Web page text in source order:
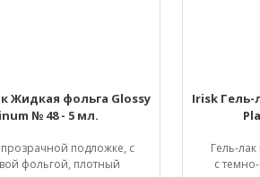
Жидкая фольга Glossy
№ 48 - 5 мл.
прозрачной подложке, с
фольгой, плотный
Irisk Гель-
Гель-
с